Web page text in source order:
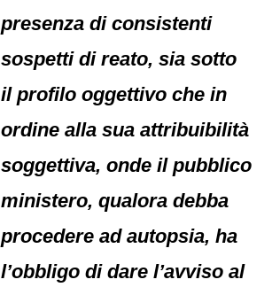
presenza di consistenti
sospetti di reato, sia sotto
il profilo oggettivo che in
ordine alla sua attribuibilità
soggettiva, onde il pubblico
ministero, qualora debba
procedere ad autopsia, ha
l’obbligo di dare l’avviso al